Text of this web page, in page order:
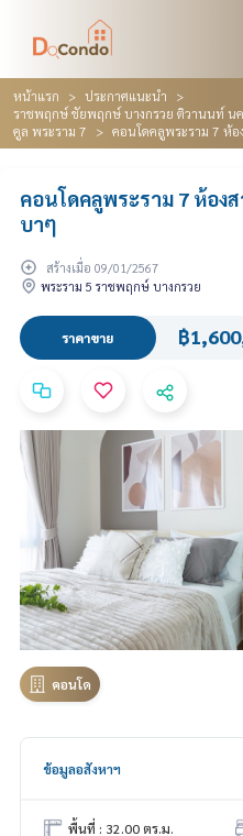
หน้าแรก
ประกาศแนะนำ
ราชพฤกษ์ ชัยพฤกษ์ บางกรวย ติวานนท์ น
คูล พระราม 7
คอนโดคลูพระราม 7 ห้อ
คอนโดคลูพระราม 7 ห้อง
บาๆ
สร้างเมื่อ 09/01/2567
พระราม 5 ราชพฤกษ์ บางกรวย
ราคาขาย ฿
คอนโด
ข้อมูลอสังหาฯ
พื้นที่ : 32.00 ตร.ม.